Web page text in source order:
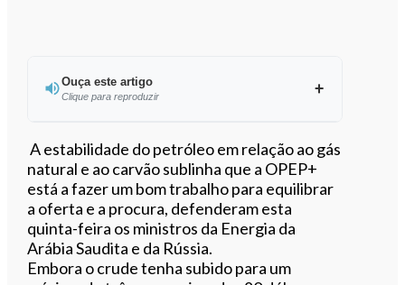
Ouça este artigo
Clique para reproduzir
Ouvir este artigo
A estabilidade do petróleo em relação ao gás
natural e ao carvão sublinha que a OPEP+
está a fazer um bom trabalho para equilibrar
a oferta e a procura, defenderam esta
quinta-feira os ministros da Energia da
Arábia Saudita e da Rússia.
Embora o crude tenha subido para um